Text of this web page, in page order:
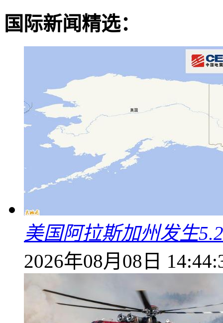
国际新闻精选：
美国阿拉斯加州发生
2026年08月08日